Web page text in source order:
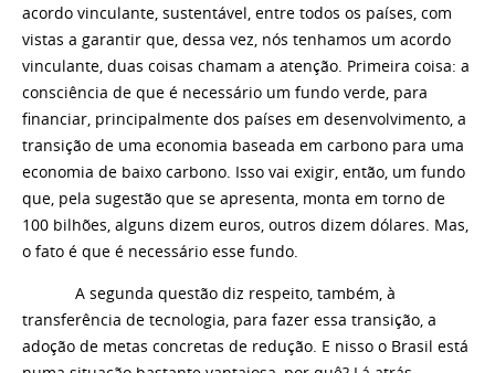
acordo vinculante, sustentável, entre todos os países, com
vistas a garantir que, dessa vez, nós tenhamos um acordo
vinculante, duas coisas chamam a atenção. Primeira coisa: a
consciência de que é necessário um fundo verde, para
financiar, principalmente dos países em desenvolvimento, a
transição de uma economia baseada em carbono para uma
economia de baixo carbono. Isso vai exigir, então, um fundo
que, pela sugestão que se apresenta, monta em torno de
100 bilhões, alguns dizem euros, outros dizem dólares. Mas,
o fato é que é necessário esse fundo.
A segunda questão diz respeito, também, à
transferência de tecnologia, para fazer essa transição, a
adoção de metas concretas de redução. E nisso o Brasil está